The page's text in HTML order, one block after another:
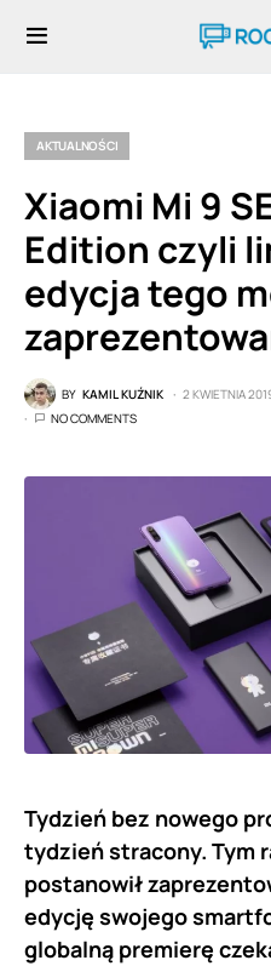
AKTUALNOŚCI
Xiaomi Mi 9
Edition czyli
edycja tego
BY KAMIL KUŹNIK 2 KWIETNIA
NO COMMENTS
Tydzień bez nowego
tydzień stracony. Tym
postanowił
edycję swojego
globalną premierę